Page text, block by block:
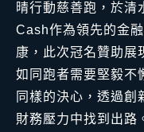
晴行動慈善跑，於清
Cash作為領先的金
康，此次冠名贊助展
如同跑者需要堅毅不
同樣的決心，透過創
財務壓力中找到出路